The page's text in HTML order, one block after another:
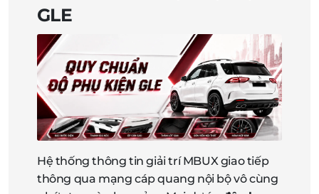
GLE
Hệ thống thông tin giải trí MBUX giao tiếp
thông qua mạng cáp quang nội bộ vô cùng